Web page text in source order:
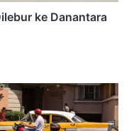
ke Danantara